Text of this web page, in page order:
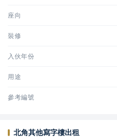
座向
裝修
入伙年份
用途
參考編號
北角其他寫字樓出租